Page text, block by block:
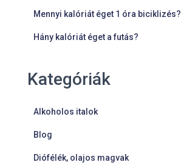
Mennyi kalóriát éget 1 óra biciklizés?
Hány kalóriát éget a futás?
Kategóriák
Alkoholos italok
Blog
Diófélék, olajos magvak